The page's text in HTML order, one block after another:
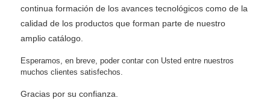
continua formación de los avances tecnológicos como de la
calidad de los productos que forman parte de nuestro
amplio catálogo.
Esperamos, en breve, poder contar con Usted entre nuestros
muchos clientes satisfechos.
Gracias por su confianza.